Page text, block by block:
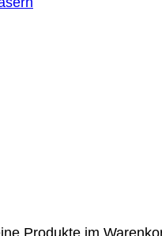
Produkte im